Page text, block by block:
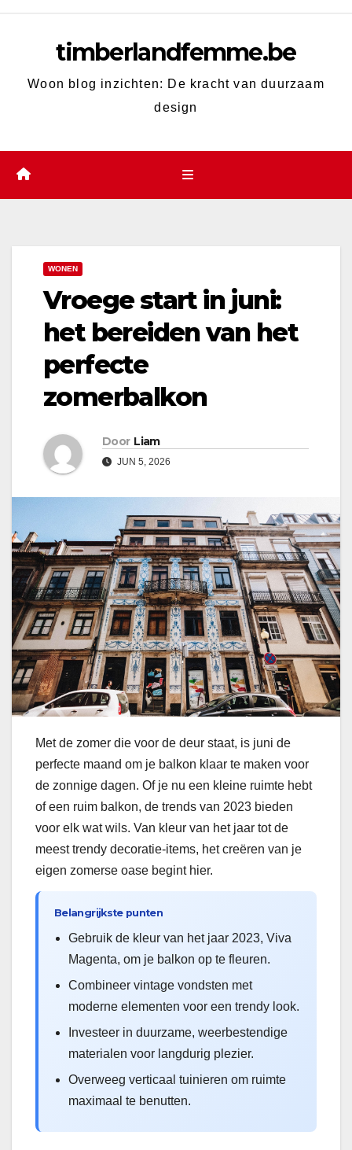
timberlandfemme.be
Woon blog inzichten: De kracht van duurzaam
design
WONEN
Vroege start in juni:
het bereiden van het
perfecte
zomerbalkon
Door Liam
JUN 5, 2026
Met de zomer die voor de deur staat, is juni de
perfecte maand om je balkon klaar te maken voor
de zonnige dagen. Of je nu een kleine ruimte hebt
of een ruim balkon, de trends van 2023 bieden
voor elk wat wils. Van kleur van het jaar tot de
meest trendy decoratie-items, het creëren van je
eigen zomerse oase begint hier.
Belangrijkste punten
Gebruik de kleur van het jaar 2023, Viva
Magenta, om je balkon op te fleuren.
Combineer vintage vondsten met
moderne elementen voor een trendy look.
Investeer in duurzame, weerbestendige
materialen voor langdurig plezier.
Overweeg verticaal tuinieren om ruimte
maximaal te benutten.